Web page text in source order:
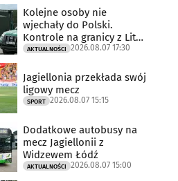
Kolejne osoby nie
wjechały do Polski.
Kontrole na granicy z Litwą
trwają
AKTUALNOŚCI 2026.08.07 17:30
Jagiellonia przekłada swój
ligowy mecz
SPORT 2026.08.07 15:15
Dodatkowe autobusy na
mecz Jagiellonii z
Widzewem Łódź
AKTUALNOŚCI 2026.08.07 15:00